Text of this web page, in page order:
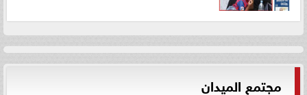
مجتمع الميدان